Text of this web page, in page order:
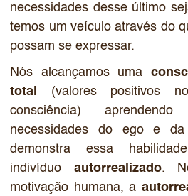
necessidades desse último
temos um veículo através do
possam se expressar.
Nós alcançamos uma
total
(valores positivos
consciência)
necessidades do ego e
demonstra essa
indivíduo autorrealizado.
motivação humana, a